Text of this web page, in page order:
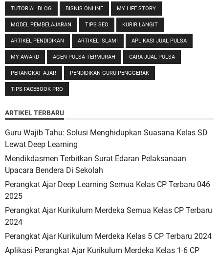
TUTORIAL BLOG BISNIS ONLINE MY LIFE STORY
MODEL PEMBELAJARAN TIPS SEO KURIR LANGIT
ARTIKEL PENDIDIKAN ARTIKEL ISLAMI APLIKASI JUAL PULSA
MY AWARD AGEN PULSA TERMURAH CARA JUAL PULSA
PERANGKAT AJAR PENDIDIKAN GURU PENGGERAK
TIPS FACEBOOK PRO
ARTIKEL TERBARU
Guru Wajib Tahu: Solusi Menghidupkan Suasana Kelas SD
Lewat Deep Learning
Mendikdasmen Terbitkan Surat Edaran Pelaksanaan
Upacara Bendera Di Sekolah
Perangkat Ajar Deep Learning Semua Kelas CP Terbaru 046
2025
Perangkat Ajar Kurikulum Merdeka Semua Kelas CP Terbaru
2024
Perangkat Ajar Kurikulum Merdeka Kelas 5 CP Terbaru 2024
Aplikasi Perangkat Ajar Kurikulum Merdeka Kelas 1-6 CP